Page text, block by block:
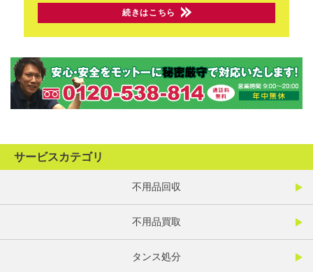
続きはこちら
サービスカテゴリ
不用品回収
不用品買取
タンス処分